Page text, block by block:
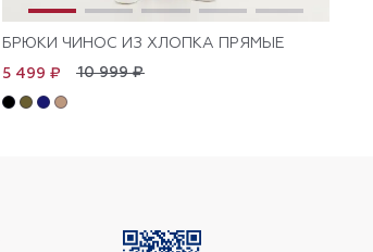
БРЮКИ ЧИНОС ИЗ ХЛОПКА ПРЯМЫЕ
10 999 ₽
5 499 ₽